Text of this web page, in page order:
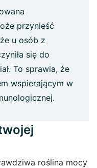
przynieść
u osób z
się do
To sprawia, że
wspierającym w
roślina mocy